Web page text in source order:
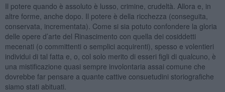
Il potere quando è assoluto è lusso, crimine, crudeltà. Allora e, in
altre forme, anche dopo. Il potere è della ricchezza (conseguita,
conservata, incrementata). Come si sia potuto confondere la gloria
delle opere d’arte del Rinascimento con quella dei cosiddetti
mecenati (o committenti o semplici acquirenti), spesso e volentieri
individui di tal fatta e, o, col solo merito di esseri figli di qualcuno, è
una mistificazione quasi sempre involontaria assai comune che
dovrebbe far pensare a quante cattive consuetudini storiografiche
siamo stati abituati.